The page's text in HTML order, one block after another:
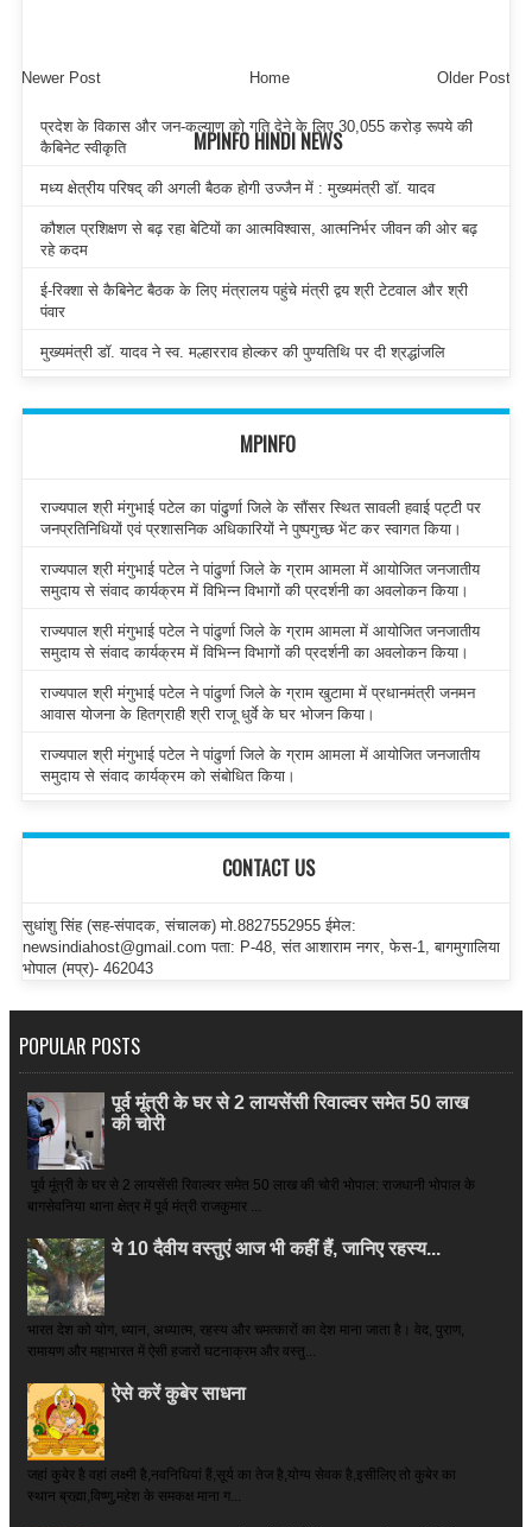
Newer Post Older Post
Home
MPINFO HINDI NEWS
प्रदेश के विकास और जन-कल्याण को गति देने के लिए 30,055 करोड़ रूपये की
कैबिनेट स्वीकृति
मध्य क्षेत्रीय परिषद् की अगली बैठक होगी उज्जैन में : मुख्यमंत्री डॉ. यादव
कौशल प्रशिक्षण से बढ़ रहा बेटियों का आत्मविश्वास, आत्मनिर्भर जीवन की ओर बढ़
रहे कदम
ई-रिक्शा से कैबिनेट बैठक के लिए मंत्रालय पहुंचे मंत्री द्वय श्री टेटवाल और श्री
पंवार
मुख्यमंत्री डॉ. यादव ने स्व. मल्हारराव होल्कर की पुण्यतिथि पर दी श्रद्धांजलि
MPINFO
राज्यपाल श्री मंगुभाई पटेल का पांढुर्णा जिले के सौंसर स्थित सावली हवाई पट्टी पर
जनप्रतिनिधियों एवं प्रशासनिक अधिकारियों ने पुष्पगुच्छ भेंट कर स्वागत किया।
राज्यपाल श्री मंगुभाई पटेल ने पांढुर्णा जिले के ग्राम आमला में आयोजित जनजातीय
समुदाय से संवाद कार्यक्रम में विभिन्न विभागों की प्रदर्शनी का अवलोकन किया।
राज्यपाल श्री मंगुभाई पटेल ने पांढुर्णा जिले के ग्राम आमला में आयोजित जनजातीय
समुदाय से संवाद कार्यक्रम में विभिन्न विभागों की प्रदर्शनी का अवलोकन किया।
राज्यपाल श्री मंगुभाई पटेल ने पांढुर्णा जिले के ग्राम खुटामा में प्रधानमंत्री जनमन
आवास योजना के हितग्राही श्री राजू धुर्वे के घर भोजन किया।
राज्यपाल श्री मंगुभाई पटेल ने पांढुर्णा जिले के ग्राम आमला में आयोजित जनजातीय
समुदाय से संवाद कार्यक्रम को संबोधित किया।
CONTACT US
सुधांशु सिंह (सह-संपादक, संचालक) मो.8827552955 ईमेल:
newsindiahost@gmail.com पता: P-48, संत आशाराम नगर, फेस-1, बागमुगालिया
भोपाल (मप्र)- 462043
POPULAR POSTS
पूर्व मूंत्री के घर से 2 लायसेंसी रिवाल्वर समेत 50 लाख
की चोरी
पूर्व मूंत्री के घर से 2 लायसेंसी रिवाल्वर समेत 50 लाख की चोरी भोपाल: राजधानी भोपाल के
बागसेवनिया थाना क्षेत्र में पूर्व मंत्री राजकुमार ...
ये 10 दैवीय वस्तुएं आज भी कहीं हैं, जानिए रहस्य...
भारत देश को योग, ध्यान, अध्यात्म, रहस्य और चमत्कारों का देश माना जाता है। वेद, पुराण,
रामायण और महाभारत में ऐसी हजारों घटनाक्रम और वस्तु...
ऐसे करें कुबेर साधना
जहां कुबेर है­ वहां लक्ष्मी है,नवनिधियां हैं,सूर्य का तेज है,योग्य सेवक है,इसीलिए तो कुबेर का
स्थान ब्रह्मा,विष्णु,महेश के समकक्ष माना ग...